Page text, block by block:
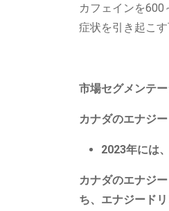
カフェインを
症状を引き起こす
市場セグメンテ
カナダのエナジ
2023年には
カナダのエナジ
ち、エナジード